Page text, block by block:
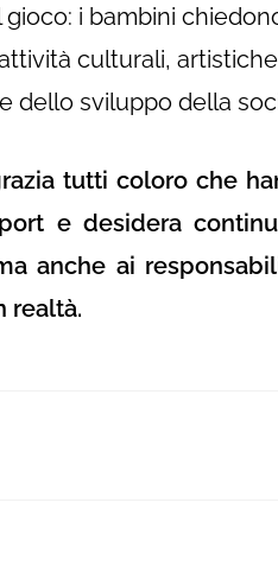
gioco: i bambini
culturali,
dello sviluppo della
tutti coloro che
e desidera
anche ai
realtà.